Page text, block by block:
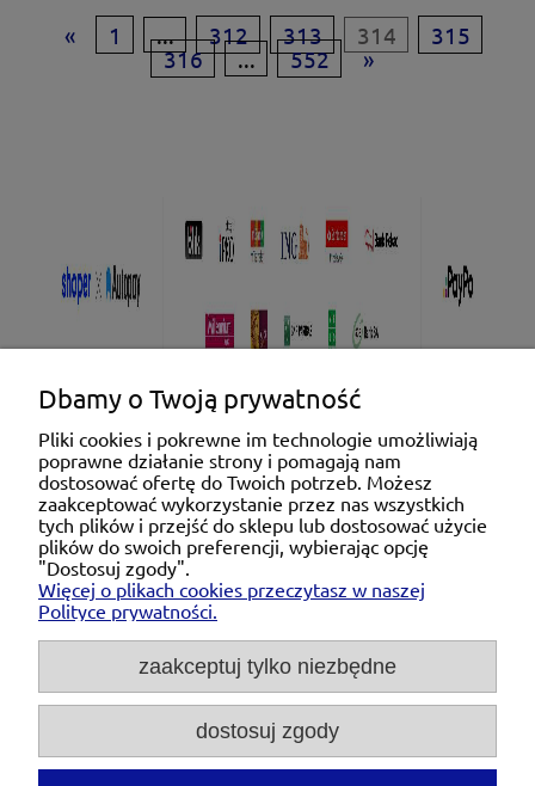
« 1 ... 312 313 314
315
316
... 552 »
Pomoc
Moje konto
Płatności i dostawa
O nas
Michał Niedźwiecki Dobra Armatura, ul. Krakowska
28d/5, 71-021 Szczecin, woj. zachodniopomorskie,
Dbamy o Twoją prywatność
Pliki cookies i pokrewne im technologie umożliwiają
poprawne działanie strony i pomagają nam
dostosować ofertę do Twoich potrzeb. Możesz
zaakceptować wykorzystanie przez nas wszystkich
tych plików i przejść do sklepu lub dostosować użycie
plików do swoich preferencji, wybierając opcję
"Dostosuj zgody".
Więcej o plikach cookies przeczytasz w naszej
Polityce prywatności.
zaakceptuj tylko niezbędne
dostosuj zgody